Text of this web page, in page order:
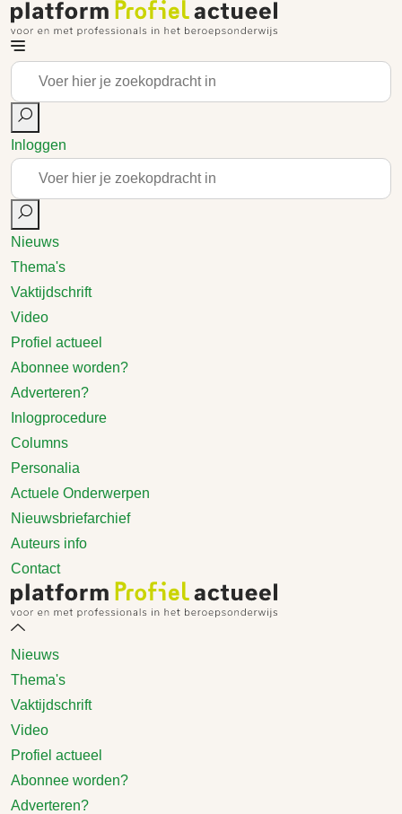
Inloggen
Nieuws
Thema's
Vaktijdschrift
Video
Profiel actueel
Abonnee worden?
Adverteren?
Inlogprocedure
Columns
Personalia
Actuele Onderwerpen
Nieuwsbriefarchief
Auteurs info
Contact
Nieuws
Thema's
Vaktijdschrift
Video
Profiel actueel
Abonnee worden?
Adverteren?